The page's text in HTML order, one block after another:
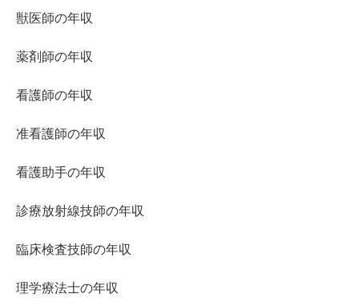
獣医師の年収
薬剤師の年収
看護師の年収
准看護師の年収
看護助手の年収
診療放射線技師の年収
臨床検査技師の年収
理学療法士の年収